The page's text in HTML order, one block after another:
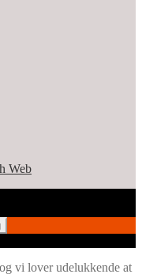
Web
vi lover udelukkende at